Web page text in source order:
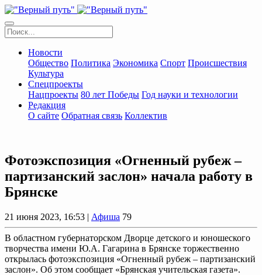
Новости
Общество Политика Экономика Спорт Происшествия
Культура
Спецпроекты
Нацпроекты 80 лет Победы Год науки и технологии
Редакция
О сайте Обратная связь Коллектив
Фотоэкспозиция «Огненный рубеж –
партизанский заслон» начала работу в
Брянске
21 июня 2023, 16:53 | Афиша 79
В областном губернаторском Дворце детского и юношеского
творчества имени Ю.А. Гагарина в Брянске торжественно
открылась фотоэкспозиция «Огненный рубеж – партизанский
заслон». Об этом сообщает «Брянская учительская газета».